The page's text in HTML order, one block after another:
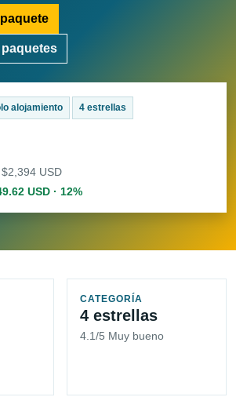
alojamiento 4 estrellas
USD
USD · 12%
CATEGORÍA
4 estrellas
4.1/5 Muy bueno